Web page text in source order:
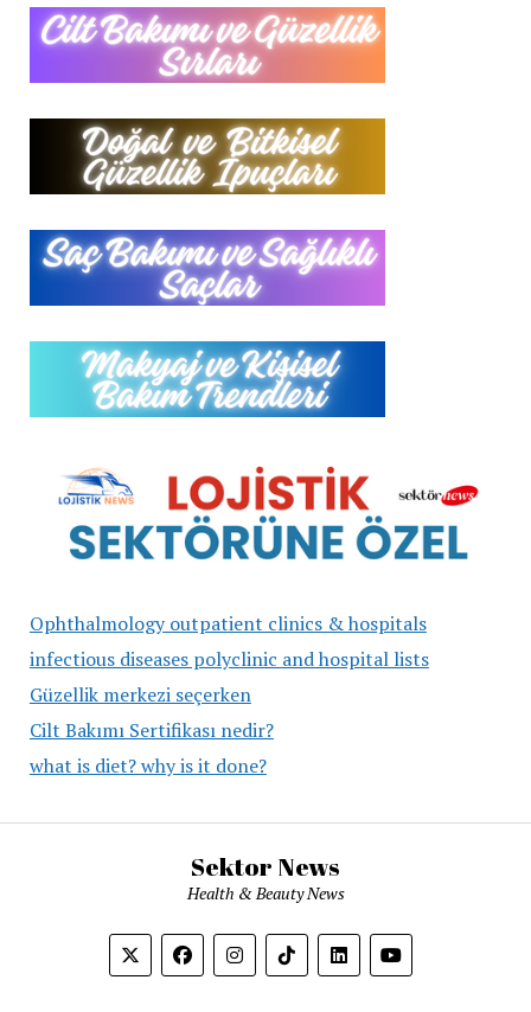
Ophthalmology outpatient clinics & hospitals
infectious diseases polyclinic and hospital lists
Güzellik merkezi seçerken
Cilt Bakımı Sertifikası nedir?
what is diet? why is it done?
Sektor News
Health & Beauty News